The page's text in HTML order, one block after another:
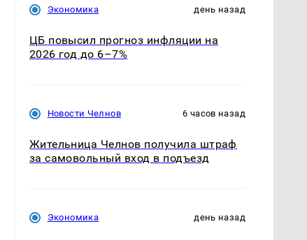
Экономика день назад
ЦБ повысил прогноз инфляции на
2026 год до 6–7%
Новости Челнов 6 часов назад
Жительница Челнов получила штраф
за самовольный вход в подъезд
Экономика день назад